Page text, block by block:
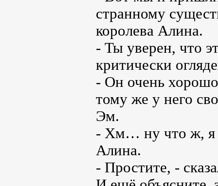
странному
королева Алина.
- Ты уверен, что
критически
- Он очень хорошо
тому же у него
Эм.
- Хм… ну что ж, я
Алина.
- Простите, -